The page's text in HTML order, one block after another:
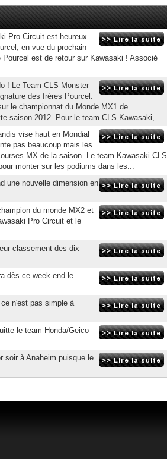
Pro Circuit est heureux
en vue du prochain
est de retour sur Kawasaki ! Associé
! Le Team CLS Monster
des frères Pourcel.
le championnat du Monde MX1 de
saison 2012. Pour le team CLS Kawasaki,...
vise haut en Mondial
pas beaucoup mais les
MX de la saison. Le team Kawasaki CLS
monter sur les podiums dans les...
une nouvelle dimension en
du monde MX2 et
Pro Circuit et le
classement des dix
dès ce week-end le
n'est pas simple à
le team Honda/Geico
soir à Anaheim puisque le